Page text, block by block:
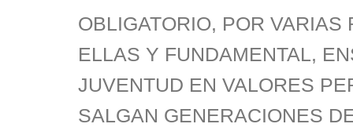
OBLIGATORIO, POR VARIAS
ELLAS Y FUNDAMENTAL,
JUVENTUD EN VALORES
SALGAN GENERACIONES